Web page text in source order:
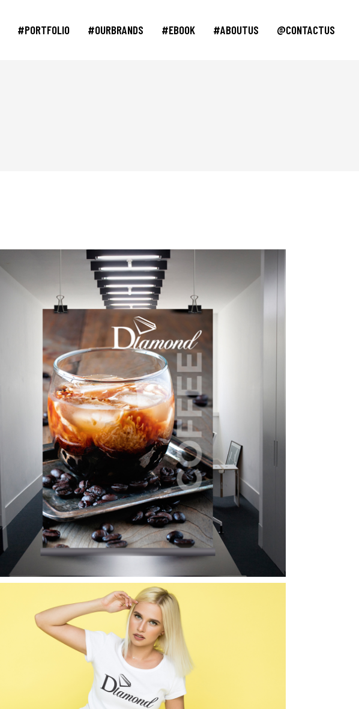
#PORTFOLIO #OURBRANDS #EBOOK #ABOUTUS @CONTACTUS